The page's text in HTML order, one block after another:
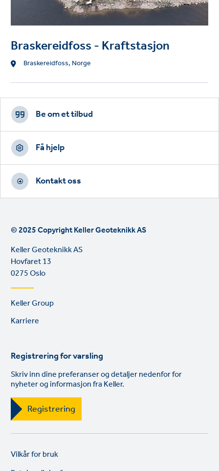
Braskereidfoss - Kraftstasjon
Location
Braskereidfoss, Norge
Footer
CTAs
Be om et tilbud
Få hjelp
Kontakt oss
© 2025 Copyright Keller Geoteknikk AS
Keller Geoteknikk AS
Hovfaret 13
0275 Oslo
Footer
Keller Group
Karriere
Registrering for varsling
Skriv inn dine preferanser og detaljer nedenfor for
nyheter og informasjon fra Keller.
Registrering
Legal
links
Vilkår for bruk